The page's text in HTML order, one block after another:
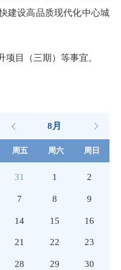
建设高品质现代化中心城
目（三期）等事宜。
8月
周五 周六 周日
31 1 2
7 8 9
14 15 16
21 22 23
28 29 30